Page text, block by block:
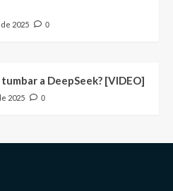
2025 0
a DeepSeek? [VIDEO]
2025 0